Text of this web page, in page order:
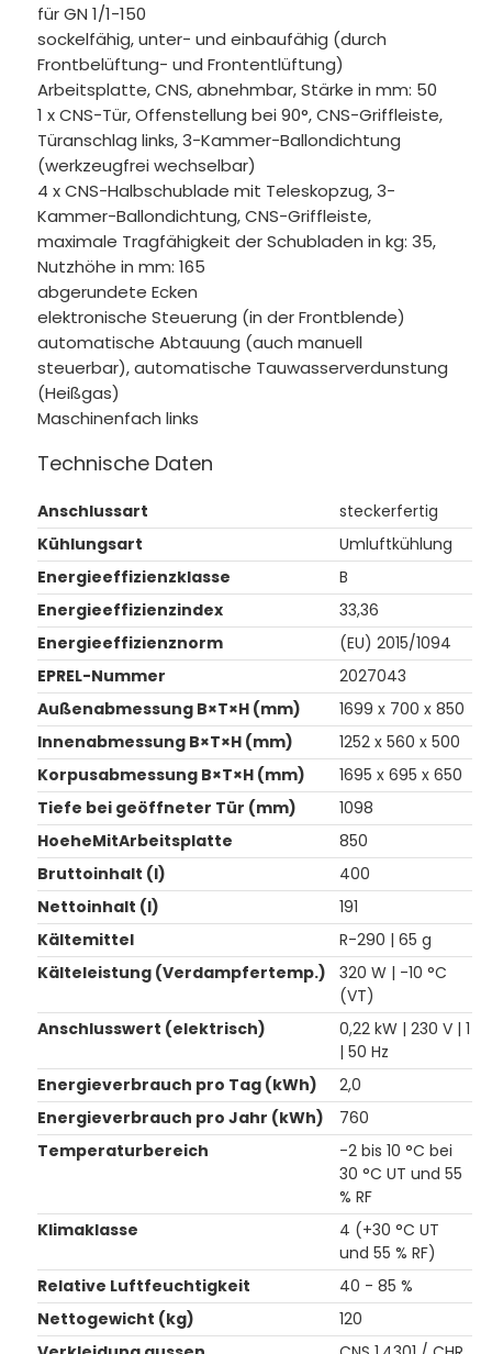
für GN 1/1-150
sockelfähig, unter- und einbaufähig (durch
Frontbelüftung- und Frontentlüftung)
Arbeitsplatte, CNS, abnehmbar, Stärke in mm: 50
1 x CNS-Tür, Offenstellung bei 90°, CNS-Griffleiste,
Türanschlag links, 3-Kammer-Ballondichtung
(werkzeugfrei wechselbar)
4 x CNS-Halbschublade mit Teleskopzug, 3-
Kammer-Ballondichtung, CNS-Griffleiste,
maximale Tragfähigkeit der Schubladen in kg: 35,
Nutzhöhe in mm: 165
abgerundete Ecken
elektronische Steuerung (in der Frontblende)
automatische Abtauung (auch manuell
steuerbar), automatische Tauwasserverdunstung
(Heißgas)
Maschinenfach links
Technische Daten
Anschlussart
steckerfertig
Kühlungsart
Umluftkühlung
Energieeffizienzklasse
B
Energieeffizienzindex
33,36
Energieeffizienznorm
(EU) 2015/1094
EPREL-Nummer
2027043
Außenabmessung B×T×H (mm)
1699 x 700 x 850
Innenabmessung B×T×H (mm)
1252 x 560 x 500
Korpusabmessung B×T×H (mm)
1695 x 695 x 650
Tiefe bei geöffneter Tür (mm)
1098
HoeheMitArbeitsplatte
850
Bruttoinhalt (l)
400
Nettoinhalt (l)
191
Kältemittel
R-290 | 65 g
Kälteleistung (Verdampfertemp.)
320 W | -10 °C
(VT)
Anschlusswert (elektrisch)
0,22 kW | 230 V | 1
| 50 Hz
Energieverbrauch pro Tag (kWh)
2,0
Energieverbrauch pro Jahr (kWh)
760
Temperaturbereich
-2 bis 10 °C bei
30 °C UT und 55
% RF
Klimaklasse
4 (+30 °C UT
und 55 % RF)
Relative Luftfeuchtigkeit
40 - 85 %
Nettogewicht (kg)
120